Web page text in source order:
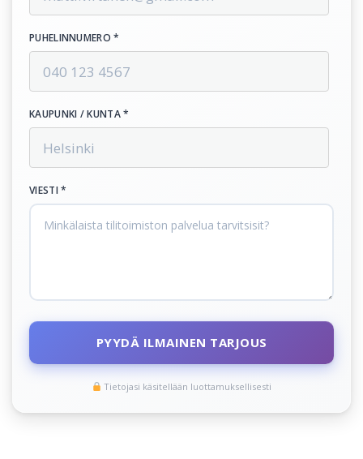
PUHELINNUMERO *
KAUPUNKI / KUNTA *
VIESTI *
PYYDÄ ILMAINEN TARJOUS
Tietojasi käsitellään luottamuksellisesti